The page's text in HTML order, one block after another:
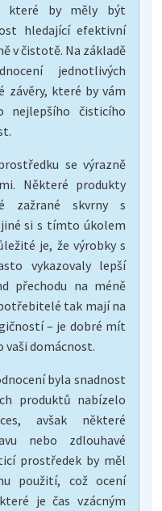
které by měly být
hledající efektivní
v čistotě. Na základě
jednotlivých
závěry, které by vám
nejlepšího čisticího
se výrazně
Některé produkty
zažrané skvrny s
si s tímto úkolem
je, že výrobky s
vykazovaly lepší
přechodu na méně
tak mají na
– je dobré mít
vaši domácnost.
byla snadnost
produktů nabízelo
avšak některé
nebo zdlouhavé
prostředek by měl
použití, což ocení
je čas vzácným